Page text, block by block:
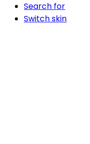
Search for
Switch skin